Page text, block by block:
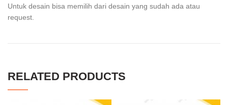
Untuk desain bisa memilih dari desain yang sudah ada atau
request.
RELATED PRODUCTS